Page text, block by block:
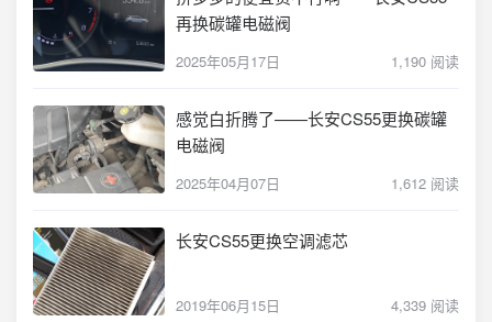
再换碳罐电磁阀
2025年05月17日 1,190 阅读
感觉白折腾了——长安CS55更换碳罐
电磁阀
2025年04月07日 1,612 阅读
长安CS55更换空调滤芯
2019年06月15日 4,339 阅读